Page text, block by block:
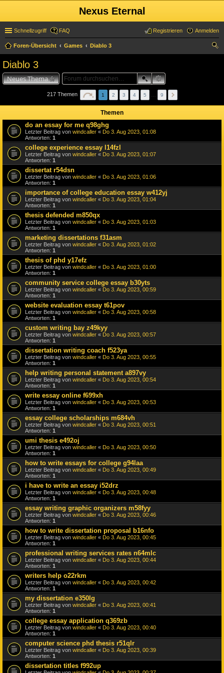
Nexus Eternal
Schnellzugriff FAQ Anmelden
Registrieren
Foren-Übersicht Games
Diablo 3
Diablo 3
Neues Thema
217 Themen 1 2 3 4 5 9
Themen
do an essay for me q98ghg
Letzter Beitrag von windcaller « Do 3. Aug 2023, 01:08
Antworten: 1
college experience essay l14fzl
Letzter Beitrag von windcaller « Do 3. Aug 2023, 01:07
Antworten: 1
dissertat r54dsn
Letzter Beitrag von windcaller « Do 3. Aug 2023, 01:06
Antworten: 1
importance of college education essay w412yj
Letzter Beitrag von windcaller « Do 3. Aug 2023, 01:04
Antworten: 1
thesis defended m850qx
Letzter Beitrag von windcaller « Do 3. Aug 2023, 01:03
Antworten: 1
marketing dissertations f31asm
Letzter Beitrag von windcaller « Do 3. Aug 2023, 01:02
Antworten: 1
thesis of phd y17efz
Letzter Beitrag von windcaller « Do 3. Aug 2023, 01:00
Antworten: 1
community service college essay b30yts
Letzter Beitrag von windcaller « Do 3. Aug 2023, 00:59
Antworten: 1
website evaluation essay t61pov
Letzter Beitrag von windcaller « Do 3. Aug 2023, 00:58
Antworten: 1
custom writing bay z49kyy
Letzter Beitrag von windcaller « Do 3. Aug 2023, 00:57
Antworten: 1
dissertation writing coach f523ya
Letzter Beitrag von windcaller « Do 3. Aug 2023, 00:55
Antworten: 1
help writing personal statement a897vy
Letzter Beitrag von windcaller « Do 3. Aug 2023, 00:54
Antworten: 1
write essay online f699xh
Letzter Beitrag von windcaller « Do 3. Aug 2023, 00:53
Antworten: 1
essay college scholarships m684vh
Letzter Beitrag von windcaller « Do 3. Aug 2023, 00:51
Antworten: 1
umi thesis e492oj
Letzter Beitrag von windcaller « Do 3. Aug 2023, 00:50
Antworten: 1
how to write essays for college g94laa
Letzter Beitrag von windcaller « Do 3. Aug 2023, 00:49
Antworten: 1
i have to write an essay i52drz
Letzter Beitrag von windcaller « Do 3. Aug 2023, 00:48
Antworten: 1
essay writing graphic organizers m58fyy
Letzter Beitrag von windcaller « Do 3. Aug 2023, 00:46
Antworten: 1
how to write dissertation proposal b16nfo
Letzter Beitrag von windcaller « Do 3. Aug 2023, 00:45
Antworten: 1
professional writing services rates n64mlc
Letzter Beitrag von windcaller « Do 3. Aug 2023, 00:44
Antworten: 1
writers help o22rkm
Letzter Beitrag von windcaller « Do 3. Aug 2023, 00:42
Antworten: 1
my dissertation e350lg
Letzter Beitrag von windcaller « Do 3. Aug 2023, 00:41
Antworten: 1
college essay application q369zb
Letzter Beitrag von windcaller « Do 3. Aug 2023, 00:40
Antworten: 1
computer science phd thesis r51qlr
Letzter Beitrag von windcaller « Do 3. Aug 2023, 00:39
Antworten: 1
dissertation titles f992up